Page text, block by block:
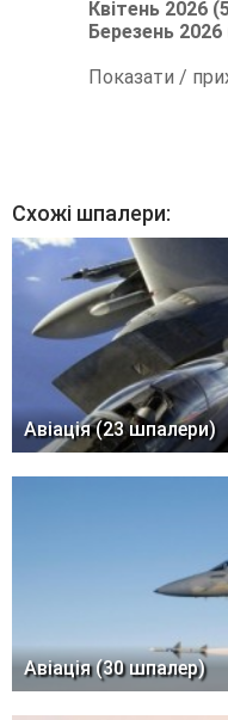
Квітень 2026
Березень 2026
Показати /
Схожі шпалери:
Авіація (23 шпалери)
Авіація (30 шпалер)